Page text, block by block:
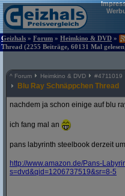
Geizhals » Forum » Heimkino & DVD »
Thread (2255 Beiträge, 60131 Mal
^ Forum Heimkino & DVD #4711019
Blu Ray Schnäppchen Thread
nachdem ja schon einige auf blu
ich fang mal an
pans labyrinth steelbook derzeit
http://www.amazon.de/Pans-
s=dvd&qid=1206737519&sr=8-5